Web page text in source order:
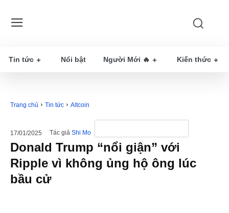
Tin tức Nổi bật Người Mới 🔥 Kiến thức
Trang chủ Tin tức Altcoin
17/01/2025 Tác giả Shi Mo
Donald Trump “nổi giận” với
Ripple vì không ủng hộ ông lúc
bầu cử